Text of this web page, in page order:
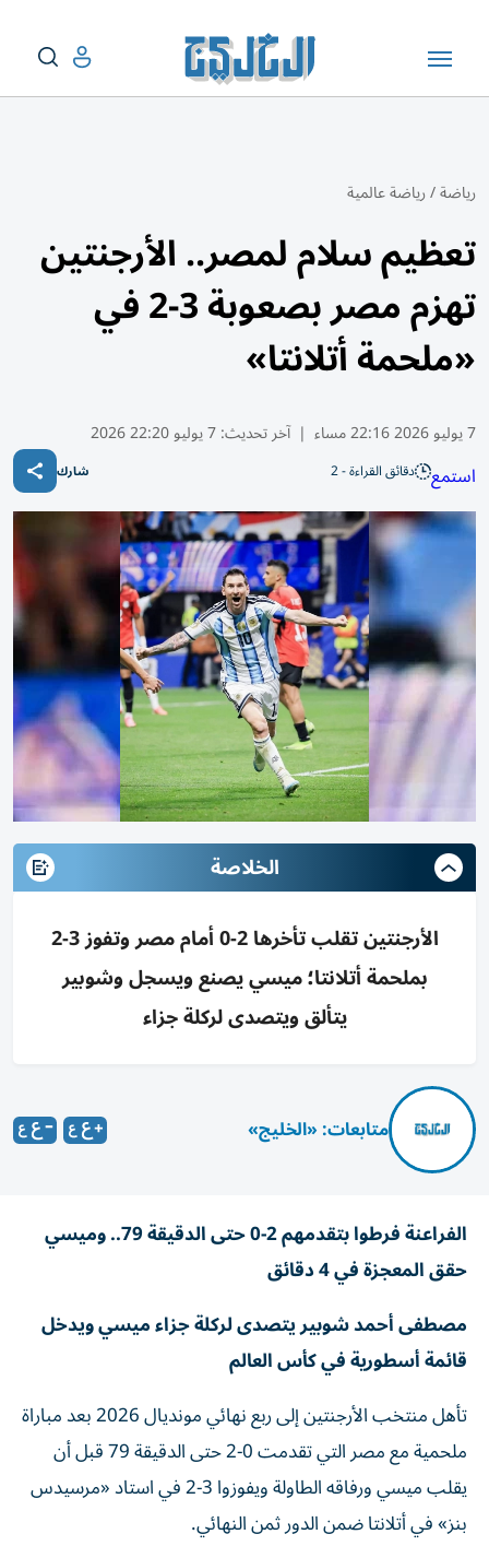
رياضة/رياضة عالمية
تعظيم سلام لمصر.. الأرجنتين
تهزم مصر بصعوبة 3-2 في
«ملحمة أتلانتا»
7 يوليو 2026 22:16 مساء | آخر تحديث:7 يوليو 22:20 2026
استمع دقائق القراءة - 2 شارك
الخلاصة
الأرجنتين تقلب تأخرها 2-0 أمام مصر وتفوز 3-2
بملحمة أتلانتا؛ ميسي يصنع ويسجل وشوبير
يتألق ويتصدى لركلة جزاء
متابعات: «الخليج»
الفراعنة فرطوا بتقدمهم 2-0 حتى الدقيقة 79.. وميسي
حقق المعجزة في 4 دقائق
مصطفى أحمد شوبير يتصدى لركلة جزاء ميسي ويدخل
قائمة أسطورية في كأس العالم
تأهل منتخب الأرجنتين إلى ربع نهائي مونديال 2026 بعد مباراة
ملحمية مع مصر التي تقدمت 0-2 حتى الدقيقة 79 قبل أن
يقلب ميسي ورفاقه الطاولة ويفوزوا 3-2 في استاد «مرسيدس
بنز» في أتلانتا ضمن الدور ثمن النهائي.